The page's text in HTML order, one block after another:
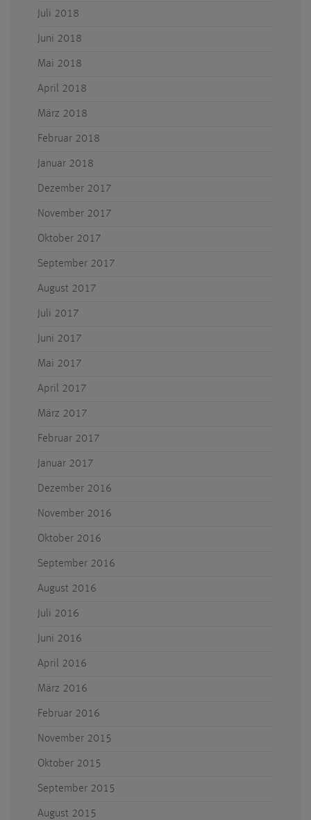
Juli 2018
Juni 2018
Mai 2018
April 2018
März 2018
Februar 2018
Januar 2018
Dezember 2017
November 2017
Oktober 2017
September 2017
August 2017
Juli 2017
Juni 2017
Mai 2017
April 2017
März 2017
Februar 2017
Januar 2017
Dezember 2016
November 2016
Oktober 2016
September 2016
August 2016
Juli 2016
Juni 2016
April 2016
März 2016
Februar 2016
November 2015
Oktober 2015
September 2015
August 2015